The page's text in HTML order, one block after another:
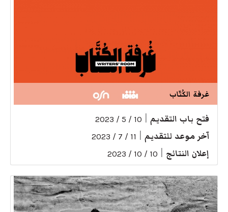
غرفة الكُتّاب
فتح باب التقديم 10 / 5 / 2023
آخر موعد للتقديم 11 / 7 / 2023
إعلان النتائج 10 / 10 / 2023